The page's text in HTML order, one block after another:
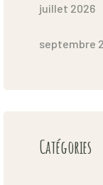
juillet 2026
septembre
Catégories